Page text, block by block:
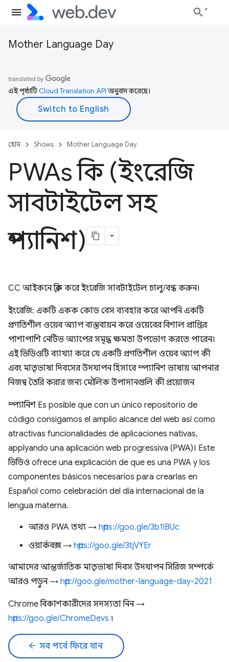
Mother Language Day
এই পৃষ্ঠাটিCloud Translation APIঅনুবাদ করেছে।
হোম Shows Mother Language Day
PWAs কি (ইংরেজি
সাবটাইটেল সহ
স্প্যানিশ)
CC আইকনে ক্লিক করে ইংরেজি সাবটাইটেল চালু/বন্ধ করুন।
ইংরেজি: একটি একক কোড বেস ব্যবহার করে আপনি একটি
প্রগতিশীল ওয়েব অ্যাপ বাস্তবায়ন করে ওয়েবের বিশাল প্রাপ্তির
পাশাপাশি নেটিভ অ্যাপের সমৃদ্ধ ক্ষমতা উপভোগ করতে পারেন।
এই ভিডিওটি ব্যাখ্যা করে যে একটি প্রগতিশীল ওয়েব অ্যাপ কী
এবং মাতৃভাষা দিবসের উদযাপন হিসাবে স্প্যানিশ ভাষায় আপনার
নিজস্ব তৈরি করার জন্য মৌলিক উপাদানগুলি কী প্রয়োজন
স্প্যানিশ Es posible que con un único repositorio de
código consigamos el amplio alcance del web así como
atractivas funcionalidades de aplicaciones nativas,
applyando una aplicación web progressiva (PWA)। Este
ভিডিও ofrece una explicación de que es una PWA y los
componentes básicos necesarios para crearlas en
Español como celebración del día internacional de la
lengua materna.
আরও PWA তথ্য → https://goo.gle/3b1lBUc
ওয়ার্কবক্স → https://goo.gle/3tjVYEr
আমাদের আন্তর্জাতিক মাতৃভাষা দিবস উদযাপন সিরিজ সম্পর্কে
আরও পড়ুন → http://goo.gle/mother-language-day-2021
Chrome বিকাশকারীদের সদস্যতা নিন →
https://goo.gle/ChromeDevs ৷
arrow_back সব পর্বে ফিরে যান